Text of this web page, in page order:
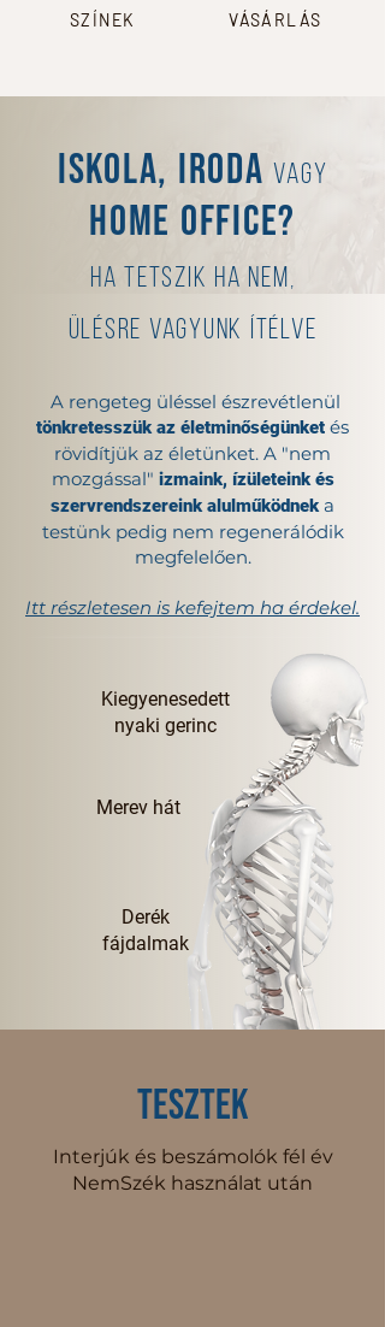
SZÍNEK VÁSÁRLÁS
Iskola, irodavagy
home office?
Ha tetszik ha nem,
ülésre vagyunk ítélve
A rengeteg üléssel észrevétlenül
tönkretesszük az életminőségünket és
rövidítjük az életünket. A "nem
mozgással" izmaink, ízületeink és
szervrendszereink alulműködneka
testünk pedig nem regenerálódik
megfelelően​.
Itt részletesen is kefejtem ha érdekel.
Kiegyenesedett
nyaki gerinc
Derék
fájdalmak
Merev hát
Tesztek
Interjúk és beszámolók fél év
NemSzék használat után